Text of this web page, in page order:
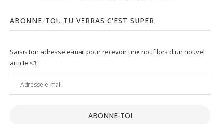
ABONNE-TOI, TU VERRAS C'EST SUPER
Saisis ton adresse e-mail pour recevoir une notif lors d'un nouvel
article <3
Adresse
e-
ABONNE-TOI